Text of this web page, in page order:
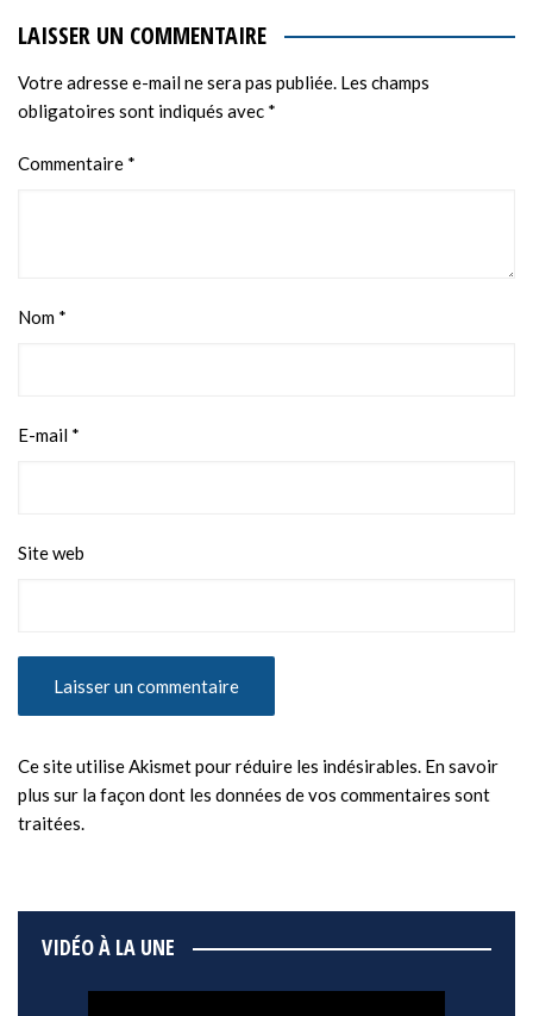
LAISSER UN COMMENTAIRE
Votre adresse e-mail ne sera pas publiée. Les champs
obligatoires sont indiqués avec *
Commentaire *
Nom *
E-mail *
Site web
Ce site utilise Akismet pour réduire les indésirables. En savoir
plus sur la façon dont les données de vos commentaires sont
traitées.
VIDÉO À LA UNE